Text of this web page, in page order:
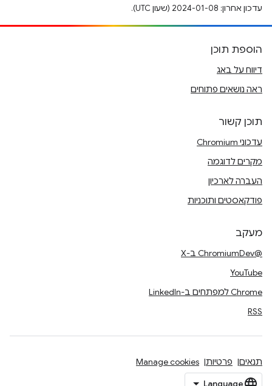
עדכון אחרון: 2024-01-08 (שעון UTC).
הוספת תוכן
דיווח על באג
ראה נושאים פתוחים
תוכן קשור
עדכוני Chromium
מקרים לדוגמה
העברה לארכיון
פודקאסטים ותוכניות
מעקב
@ChromiumDev ב-X
YouTube
Chrome למפתחים ב-LinkedIn
RSS
תנאים פרטיות Manage cookies